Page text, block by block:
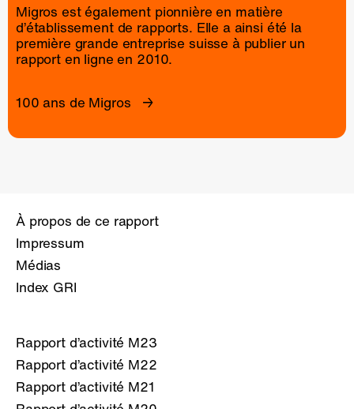
Migros est également pionnière en matière
d’établissement de rapports. Elle a ainsi été la
première grande entreprise suisse à publier un
rapport en ligne en 2010.
100 ans de Migros
À propos de ce rapport
Impressum
Médias
Index GRI
Rapport d’activité M23
Rapport d’activité M22
Rapport d’activité M21